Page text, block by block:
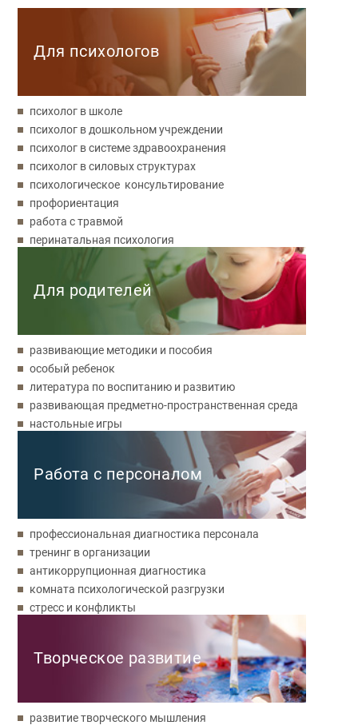
Для психологов
психолог в школе
психолог в дошкольном учреждении
психолог в системе здравоохранения
психолог в силовых структурах
психологическое консультирование
профориентация
работа с травмой
перинатальная психология
Для родителей
развивающие методики и пособия
особый ребенок
литература по воспитанию и развитию
развивающая предметно-пространственная среда
настольные игры
Работа с персоналом
профессиональная диагностика персонала
тренинг в организации
антикоррупционная диагностика
комната психологической разгрузки
стресс и конфликты
Творческое развитие
развитие творческого мышления